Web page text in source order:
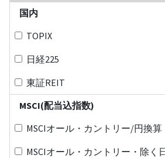
国内
TOPIX
日経225
東証REIT
MSCI(配当込指数)
MSCIオール・カントリー/円換算
MSCIオール・カントリー・除く